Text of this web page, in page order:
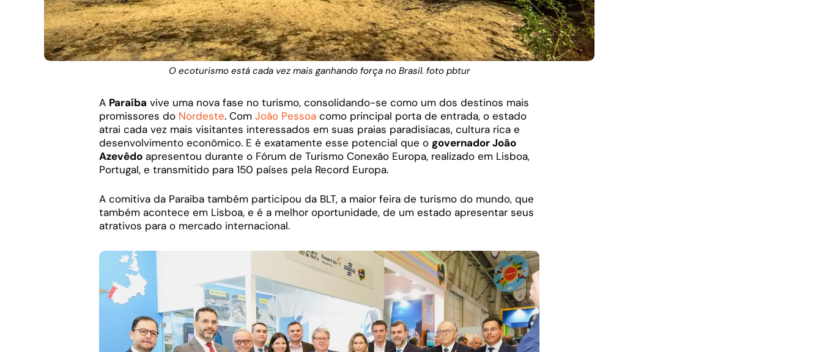
O ecoturismo está cada vez mais ganhando força no Brasil. foto pbtur
A Paraíba vive uma nova fase no turismo, consolidando-se como um dos destinos mais
promissores do Nordeste. Com João Pessoa como principal porta de entrada, o estado
atrai cada vez mais visitantes interessados em suas praias paradisíacas, cultura rica e
desenvolvimento econômico. E é exatamente esse potencial que o governador João
Azevêdo apresentou durante o Fórum de Turismo Conexão Europa, realizado em Lisboa,
Portugal, e transmitido para 150 países pela Record Europa.
A comitiva da Paraiba também participou da BLT, a maior feira de turismo do mundo, que
também acontece em Lisboa, e é a melhor oportunidade, de um estado apresentar seus
atrativos para o mercado internacional.